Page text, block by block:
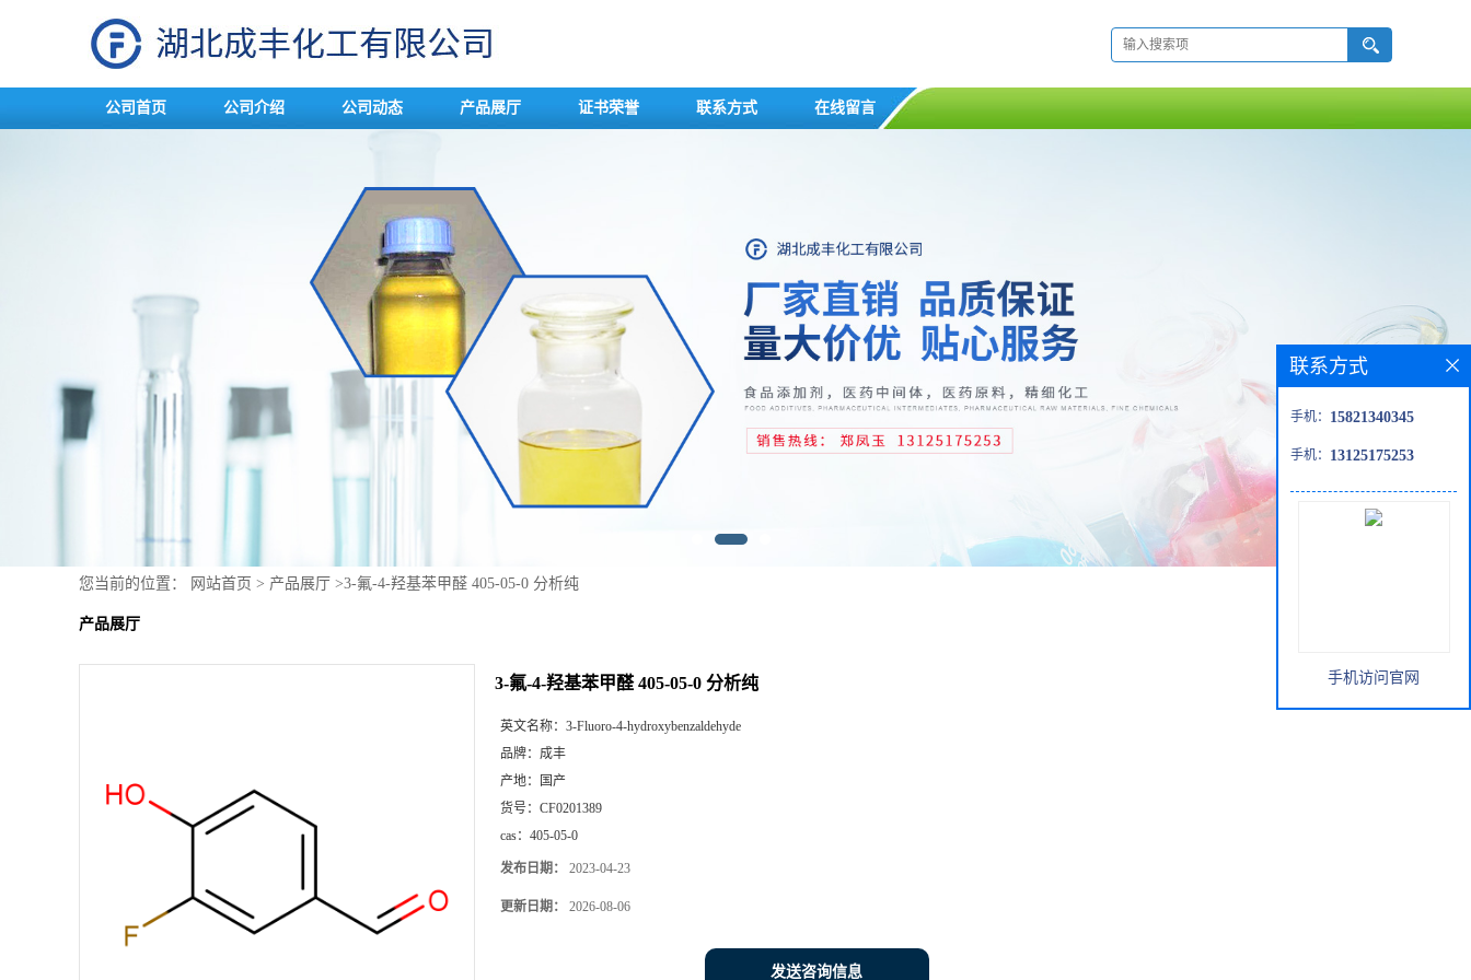
公司首页 公司介绍 公司动态 产品展厅 证书荣誉 联系方式 在线留言
您当前的位置： 网站首页 > 产品展厅 >3-氟-4-羟基苯甲醛 405-05-0 分析纯
产品展厅
3-氟-4-羟基苯甲醛 405-05-0 分析纯
英文名称： 3-Fluoro-4-hydroxybenzaldehyde
品牌： 成丰
产地：
国产
货号： CF0201389
cas： 405-05-0
发布日期： 2023-04-23
更新日期： 2026-08-06
发送咨询信息
联系方式
手机： 15821340345
手机： 13125175253
手机访问官网